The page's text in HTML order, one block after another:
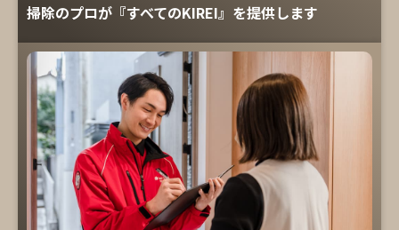
掃除のプロが『すべてのKIREI』を提供します